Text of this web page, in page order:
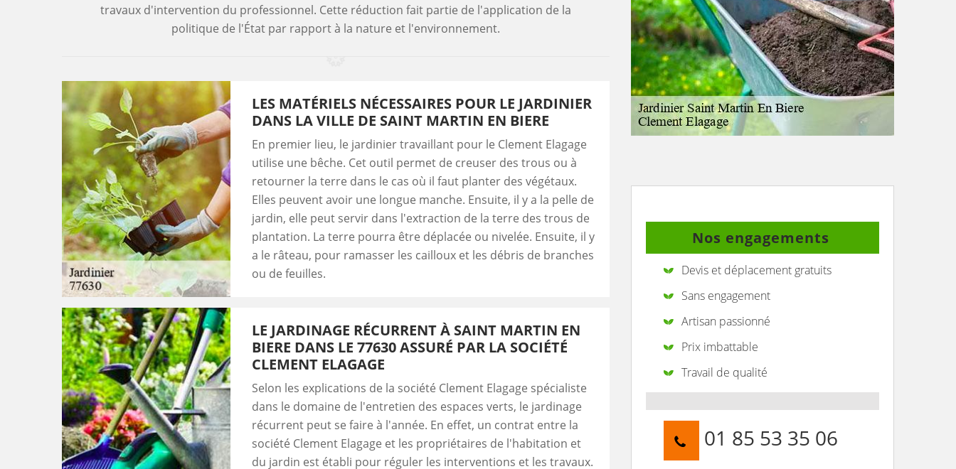
travaux d'intervention du professionnel. Cette réduction fait partie de l'application de la
politique de l'État par rapport à la nature et l'environnement.
LES MATÉRIELS NÉCESSAIRES POUR LE JARDINIER
DANS LA VILLE DE SAINT MARTIN EN BIERE
En premier lieu, le jardinier travaillant pour le Clement Elagage
utilise une bêche. Cet outil permet de creuser des trous ou à
retourner la terre dans le cas où il faut planter des végétaux.
Elles peuvent avoir une longue manche. Ensuite, il y a la pelle de
jardin, elle peut servir dans l'extraction de la terre des trous de
plantation. La terre pourra être déplacée ou nivelée. Ensuite, il y
a le râteau, pour ramasser les cailloux et les débris de branches
ou de feuilles.
LE JARDINAGE RÉCURRENT À SAINT MARTIN EN
BIERE DANS LE 77630 ASSURÉ PAR LA SOCIÉTÉ
CLEMENT ELAGAGE
Selon les explications de la société Clement Elagage spécialiste
dans le domaine de l'entretien des espaces verts, le jardinage
récurrent peut se faire à l'année. En effet, un contrat entre la
société Clement Elagage et les propriétaires de l'habitation et
du jardin est établi pour réguler les interventions et les travaux.
Nos engagements
Devis et déplacement gratuits
Sans engagement
Artisan passionné
Prix imbattable
Travail de qualité
01 85 53 35 06